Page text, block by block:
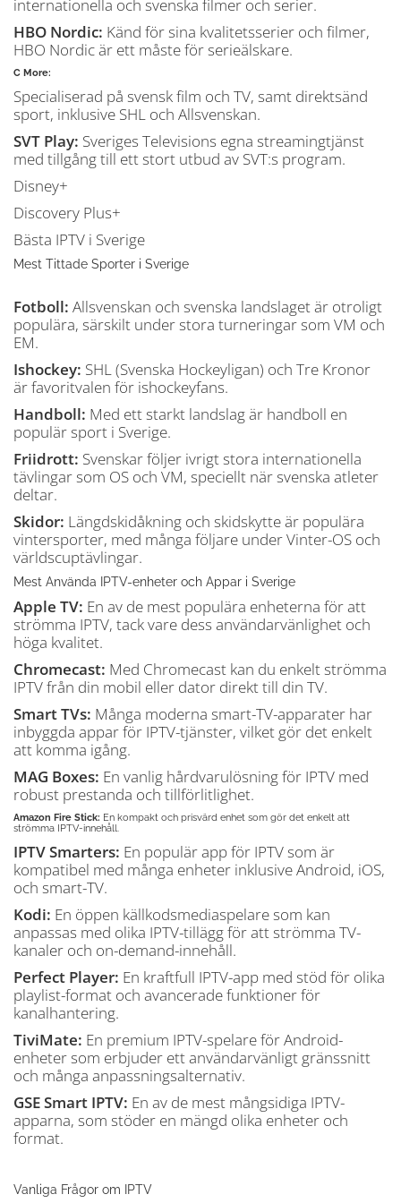
internationella och svenska filmer och serier.
HBO Nordic: Känd för sina kvalitetsserier och filmer,
HBO Nordic är ett måste för serieälskare.
C More:
Specialiserad på svensk film och TV, samt direktsänd
sport, inklusive SHL och Allsvenskan.
SVT Play: Sveriges Televisions egna streamingtjänst
med tillgång till ett stort utbud av SVT:s program.
Disney+
Discovery Plus+
Bästa IPTV i Sverige
Mest Tittade Sporter i Sverige
Fotboll: Allsvenskan och svenska landslaget är otroligt
populära, särskilt under stora turneringar som VM och
EM.
Ishockey: SHL (Svenska Hockeyligan) och Tre Kronor
är favoritvalen för ishockeyfans.
Handboll: Med ett starkt landslag är handboll en
populär sport i Sverige.
Friidrott: Svenskar följer ivrigt stora internationella
tävlingar som OS och VM, speciellt när svenska atleter
deltar.
Skidor: Längdskidåkning och skidskytte är populära
vintersporter, med många följare under Vinter-OS och
världscuptävlingar.
Mest Använda IPTV-enheter och Appar i Sverige
Apple TV: En av de mest populära enheterna för att
strömma IPTV, tack vare dess användarvänlighet och
höga kvalitet.
Chromecast: Med Chromecast kan du enkelt strömma
IPTV från din mobil eller dator direkt till din TV.
Smart TVs: Många moderna smart-TV-apparater har
inbyggda appar för IPTV-tjänster, vilket gör det enkelt
att komma igång.
MAG Boxes: En vanlig hårdvarulösning för IPTV med
robust prestanda och tillförlitlighet.
Amazon Fire Stick: En kompakt och prisvärd enhet som gör det enkelt att
strömma IPTV-innehåll.
IPTV Smarters: En populär app för IPTV som är
kompatibel med många enheter inklusive Android, iOS,
och smart-TV.
Kodi: En öppen källkodsmediaspelare som kan
anpassas med olika IPTV-tillägg för att strömma TV-
kanaler och on-demand-innehåll.
Perfect Player: En kraftfull IPTV-app med stöd för olika
playlist-format och avancerade funktioner för
kanalhantering.
TiviMate: En premium IPTV-spelare för Android-
enheter som erbjuder ett användarvänligt gränssnitt
och många anpassningsalternativ.
GSE Smart IPTV: En av de mest mångsidiga IPTV-
apparna, som stöder en mängd olika enheter och
format.
Vanliga Frågor om IPTV